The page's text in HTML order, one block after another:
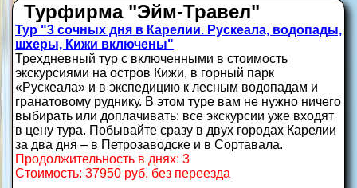
Турфирма "Эйм-Травел"
Тур "3 сочных дня в Карелии. Рускеала, водопады,
шхеры, Кижи включены"
Трехдневный тур с включенными в стоимость
экскурсиями на остров Кижи, в горный парк
«Рускеала» и в экспедицию к лесным водопадам и
гранатовому руднику. В этом туре вам не нужно ничего
выбирать или доплачивать: все экскурсии уже входят
в цену тура. Побывайте сразу в двух городах Карелии
за два дня – в Петрозаводске и в Сортавала.
Продолжительность в днях: 3
Стоимость: 37950 руб. без переезда